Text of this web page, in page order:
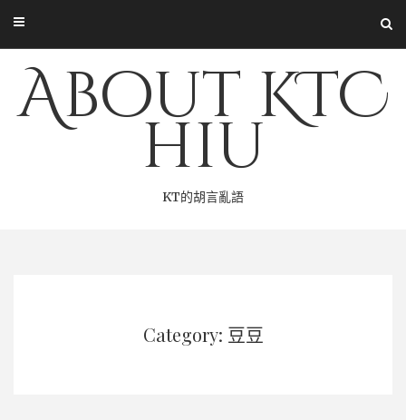
content
About KTC
hiu
KT的胡言亂語
Category: 豆豆